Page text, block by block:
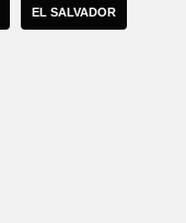
EL SALVADOR